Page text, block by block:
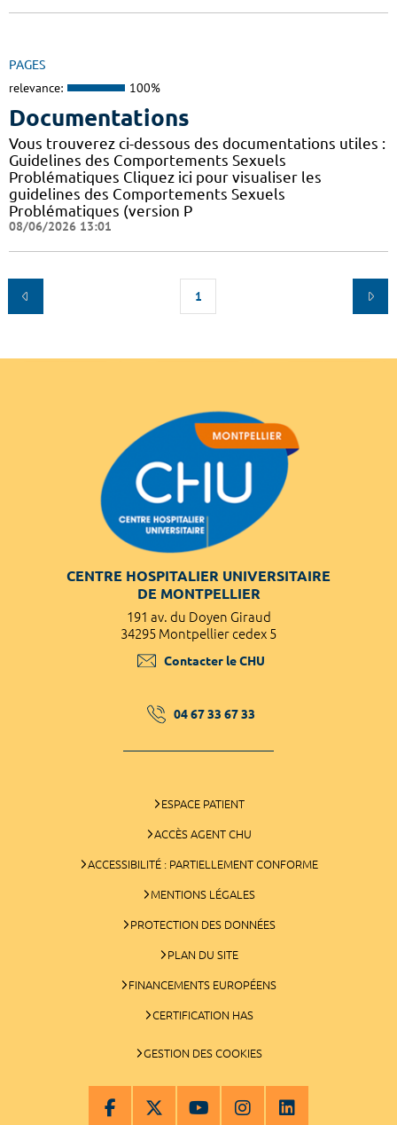
PAGES
relevance: 100%
Documentations
Vous trouverez ci-dessous des documentations utiles :
Guidelines des Comportements Sexuels
Problématiques Cliquez ici pour visualiser les
guidelines des Comportements Sexuels
Problématiques (version P
08/06/2026 13:01
1
CENTRE HOSPITALIER UNIVERSITAIRE
DE MONTPELLIER
191 av. du Doyen Giraud
34295 Montpellier cedex 5
Contacter le CHU
04 67 33 67 33
ESPACE PATIENT
ACCÈS AGENT CHU
ACCESSIBILITÉ : PARTIELLEMENT CONFORME
MENTIONS LÉGALES
PROTECTION DES DONNÉES
PLAN DU SITE
FINANCEMENTS EUROPÉENS
CERTIFICATION HAS
GESTION DES COOKIES